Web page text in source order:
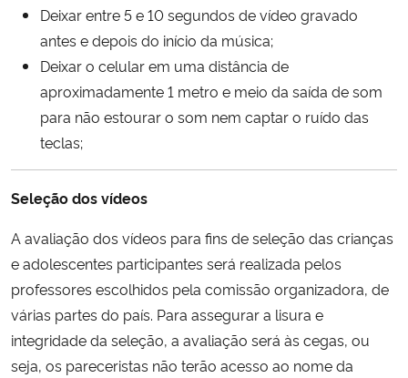
Deixar entre 5 e 10 segundos de vídeo gravado
antes e depois do início da música;
Deixar o celular em uma distância de
aproximadamente 1 metro e meio da saída de som
para não estourar o som nem captar o ruído das
teclas;
Seleção dos vídeos
A avaliação dos vídeos para fins de seleção das crianças
e adolescentes participantes será realizada pelos
professores escolhidos pela comissão organizadora, de
várias partes do país. Para assegurar a lisura e
integridade da seleção, a avaliação será às cegas, ou
seja, os pareceristas não terão acesso ao nome da